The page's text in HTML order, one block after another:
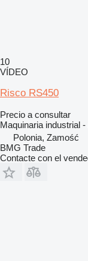
10
VÍDEO
Risco RS450
Precio a consultar
Maquinaria industrial
Polonia, Zamość
BMG Trade
Contacte con el